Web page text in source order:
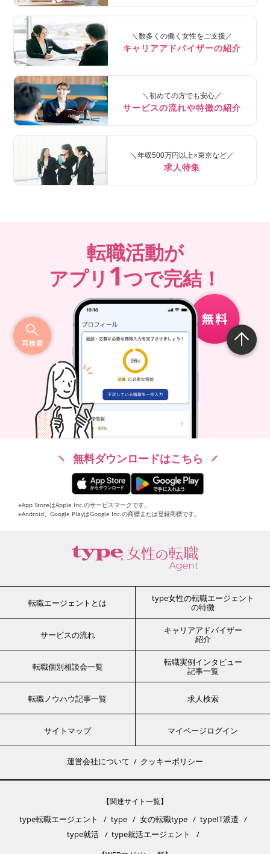
再検索
＼数多くの働く女性をご支援／
キャリアアドバイザーの紹介
＼初めての方でも安心／
サービスの流れや特徴の紹介
＼年収500万円以上×東京など／
求人特集
転職活動が
アプリ 1つで完結！
無料ダウンロードはこちら
※App StoreはApple Inc.のサービスマークです。
※Android、Google PlayはGoogle Inc.の商標または登録商標です。
転職エージェントとは
type女性の転職エージェント
の特徴
サービスの流れ
キャリアアドバイザー
紹介
転職個別相談会一覧
転職実例インタビュー
記事一覧
転職ノウハウ記事一覧 求人検索
サイトマップ マイページログイン
運営会社について クッキーポリシー
【関連サイト一覧】
type転職エージェント type 女の転職type
typeIT派遣
type就活
type就活エージェント